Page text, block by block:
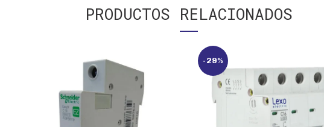
PRODUCTOS RELACIONADOS
-29%